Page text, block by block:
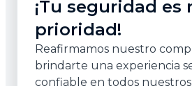
¡Tu seguridad es
prioridad!
Reafirmamos nuestro
brindarte una experiencia
confiable en todos